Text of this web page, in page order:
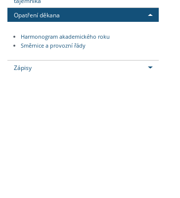
Opatření děkana
Harmonogram akademického roku
Směrnice a provozní řády
Zápisy